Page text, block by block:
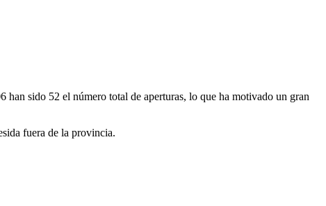
han sido 52 el número total de aperturas, lo que ha motivado un gran
fuera de la provincia.